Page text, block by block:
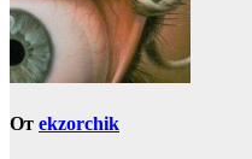
От ekzorchik